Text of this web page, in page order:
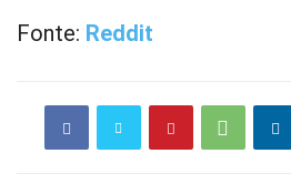
Fonte: Reddit